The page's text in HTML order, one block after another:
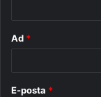
Ad *
E-posta *